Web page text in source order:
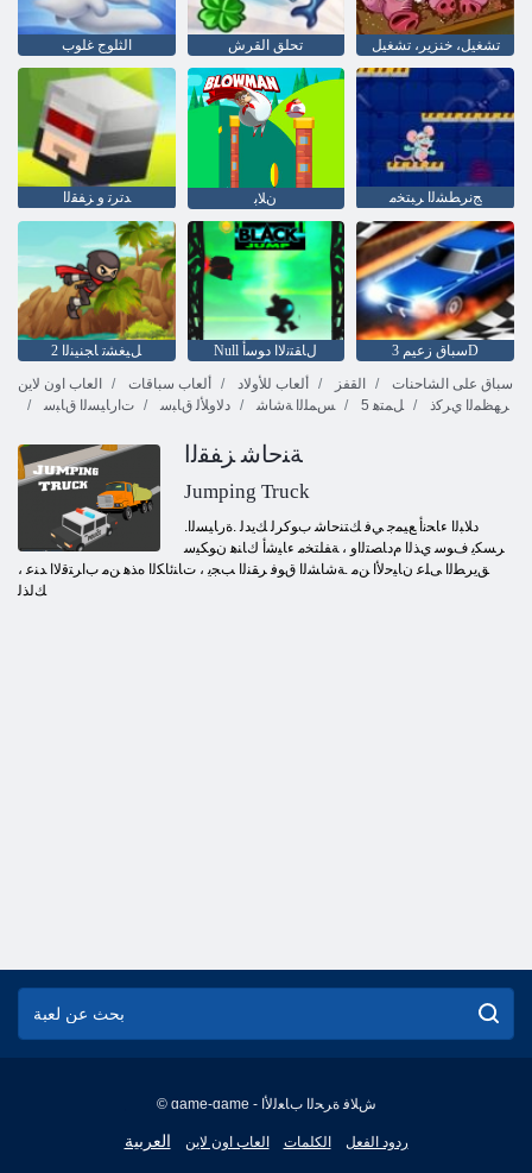
الثلوج غلوب تحلق القرش تشغيل، خنزير، تشغيل
ﺪﺗﺮﺗ ﻭ ﺰﻔﻘﻟﺍ ﻥﻼ ﺑ ﺞﻧﺮﻄﺸﻟﺍ ﺮﺒﺘﺨﻣ
2 ﻞﻴﻐﺸﺗ ﺎﺠﻨﻴﻨﻟﺍ Null ﻝﺎﻘﺘﻧﻻ ﺍ ﺩﻮﺳﺃ
سباق زعيم 3D
العاب اون لاين
ألعاب سباقات ألعاب للأولاد القفز
سباق على الشاحنات
ﺕﺍﺭﺎﻴﺴﻟﺍ ﻕﺎﺒﺳ
ﺩﻻ ﻭﻸ ﻟ ﻕﺎﺒﺳ ﺲﻤﻠﻟﺍ ﺔﺷﺎﺷ 5 ﻞﻤﺘﻫ ﺮﻬﻈﻤﻟﺍ ﻱﺮﻛﺫ
ﺔﻨﺣﺎﺷ ﺰﻔﻘﻟﺍ
Jumping Truck
ﺮﺴﻜﻳ ﻑﻮﺳ ﻱﺬﻟﺍ ﻡﺩﺎﺼﺘﻟﺍﻭ ، ﺔﻔﻠﺘﺨﻣ ءﺎﻴﺷﺃ ﻙﺎﻨﻫ ﻥﻮﻜﻴﺳ
ﻖﻳﺮﻄﻟﺍ ﻰﻠﻋ ﻥﺎﻴﺣﻷ ﺍ ﻦﻣ .ﺔﺷﺎﺸﻟﺍ ﻕﻮﻓ ﺮﻘﻨﻟﺍ ﺐﺠﻳ ، ﺕﺎﻨﺋﺎﻜﻟﺍ ﻩﺬﻫ ﻦﻣ ﺏﺍﺮﺘﻗﻻ ﺍ ﺪﻨﻋ ،
ﻚﻟﺬﻟ
© game-game - ﺵﻼ ﻓ ﺓﺮﺤﻟﺍ ﺏﺎﻌﻟﻷ ﺍ
العربية
English
العاب اون لاين الكلمات ردود الفعل